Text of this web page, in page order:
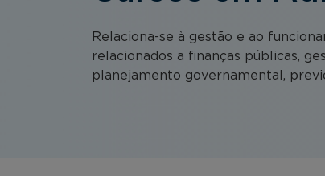
Relaciona-se à gestão e ao
relacionados a finanças públicas,
planejamento governamental,